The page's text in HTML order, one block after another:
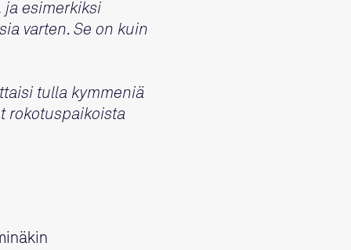
ja esimerkiksi
varten. Se on kuin
tulla kymmeniä
rokotuspaikoista